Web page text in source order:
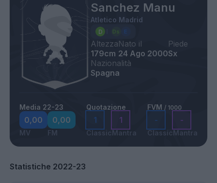
Sanchez Manu
Atletico Madrid
Altezza
179cm
Nato il
24 Ago 2000
Piede
Sx
Nazionalità
Spagna
Media 22-23
0,00
MV
0,00
FM
Quotazione
1
Classic
1
Mantra
FVM / 1000
-
Classic
-
Mantra
Statistiche 2022-23